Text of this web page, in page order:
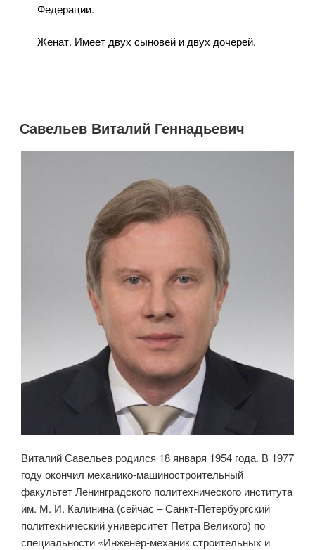
Федерации.
Женат. Имеет двух сыновей и двух дочерей.
Савельев Виталий Геннадьевич
Виталий Савельев родился 18 января 1954 года. В 1977
году окончил механико-машиностроительный
факультет Ленинградского политехнического института
им. М. И. Калинина (сейчас – Санкт-Петербургский
политехнический университет Петра Великого) по
специальности «Инженер-механик строительных и